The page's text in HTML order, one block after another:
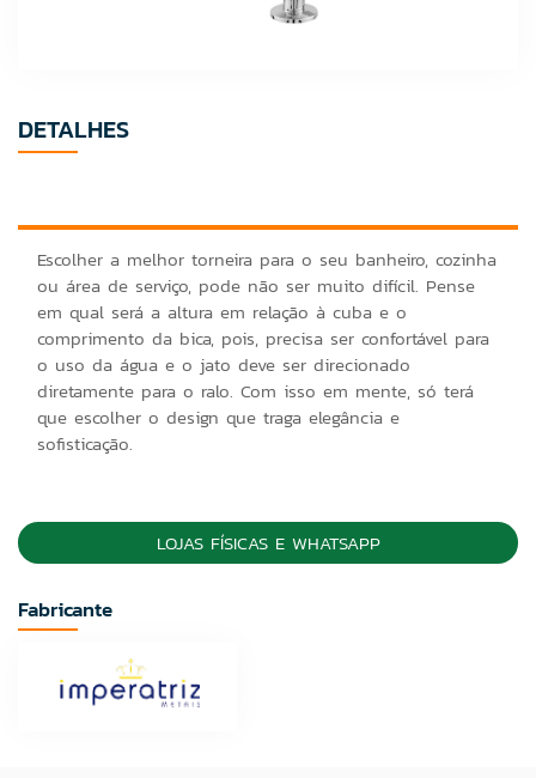
DETALHES
Escolher a melhor torneira para o seu banheiro, cozinha
ou área de serviço, pode não ser muito difícil. Pense
em qual será a altura em relação à cuba e o
comprimento da bica, pois, precisa ser confortável para
o uso da água e o jato deve ser direcionado
diretamente para o ralo. Com isso em mente, só terá
que escolher o design que traga elegância e
sofisticação.
LOJAS FÍSICAS E WHATSAPP
Fabricante